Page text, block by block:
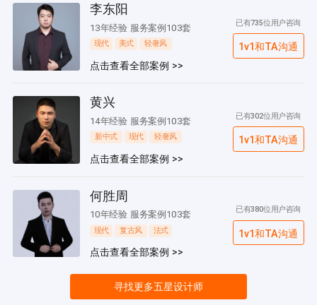
李东阳
13年经验 服务案例103套
现代 美式 轻奢风
点击查看全部案例 >>
已有735位用户咨询
1v1和TA沟通
黄兴
14年经验 服务案例103套
新中式 现代 轻奢风
点击查看全部案例 >>
已有302位用户咨询
1v1和TA沟通
何胜周
10年经验 服务案例103套
现代 复古风 法式
点击查看全部案例 >>
已有380位用户咨询
1v1和TA沟通
寻找更多五星设计师